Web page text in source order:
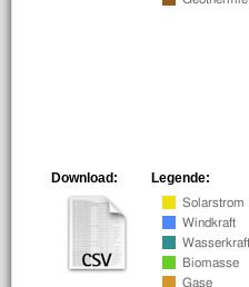
Legende:
Download: